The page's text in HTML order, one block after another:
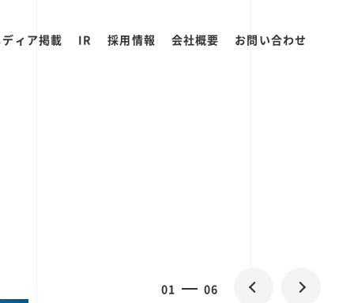
ィア掲載 IR 採用情報 会社概要 お問い合わせ
01 06